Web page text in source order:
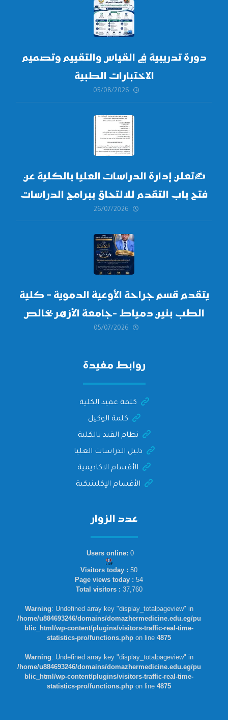
دورة تدريبية في القياس والتقييم وتصميم
الاختبارات الطبية
05/08/2026
✍تعلن إدارة الدراسات العليا بالكلية عن
فتح باب التقدم للالتحاق ببرامج الدراسات
العليا لدورة
أكتوبر 2026،
26/07/2026
يتقدم قسم جراحة الأوعية الدموية – كلية
الطب بنين دمياط -جامعة الأزهر بخالص
التهنئة وأصدق الأمنيات إلى الأستاذ
05/07/2026
روابط مفيدة
كلمة عميد الكلية
كلمة الوكيل
نظام القيد بالكلية
دليل الدراسات العليا
الأقسام الاكاديمية
الأقسام الإكلينيكية
عدد الزوار
Users online: 0
Visitors today : 50
Page views today : 54
Total visitors : 37,760
Warning: Undefined array key "display_totalpageview" in
/home/u884693246/domains/domazhermedicine.edu.eg/pu
blic_html/wp-content/plugins/visitors-traffic-real-time-
statistics-pro/functions.php on line 4875
Warning: Undefined array key "display_totalpageview" in
/home/u884693246/domains/domazhermedicine.edu.eg/pu
blic_html/wp-content/plugins/visitors-traffic-real-time-
statistics-pro/functions.php on line 4875